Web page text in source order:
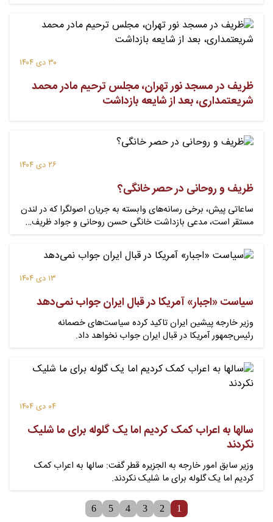
۳۰ دی ۱۴۰۴
ظریف در مسجد نور تهران، مجلس ترحیم مادر محمد
شریعتمداری، بعد از شایعه بازداشت
۲۶ دی ۱۴۰۴
ظریف و روحانی در حصر خانگی؟
ساعاتی پیش، برخی رسانه‌های وابسته به جریان‌ اصولگرا که در لندن
مستقر است، مدعی بازداشت خانگی حسن روحانی و جواد ظریف…
۱۳ دی ۱۴۰۴
سیاست «اجبار» آمریکا در قبال ایران جواب نمی‌دهد
وزیر خارجه پیشین ایران تاکید کرده سیاست‌های خصمانه
رئیس‌جمهور آمریکا در قبال ایران جواب نخواهد داد.
۰۴ دی ۱۴۰۴
سالها به اعراب کمک کردیم اما یک گلوله برای ما شلیک
نکردند
وزیر سابق امور خارجه به الجزیره قطر گفت: سالها به اعراب کمک
کردیم اما یک گلوله برای ما شلیک نکردند.
1
2
3
4
5
6